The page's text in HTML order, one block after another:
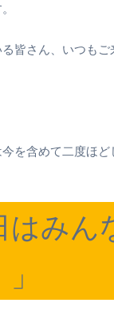
皆さん、いつもご
を含めて二度ほど
はみん